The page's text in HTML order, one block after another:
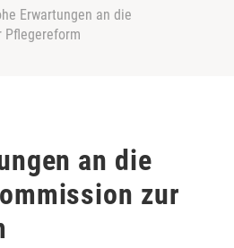
Erwartungen an die
Pflegereform
an die
zur